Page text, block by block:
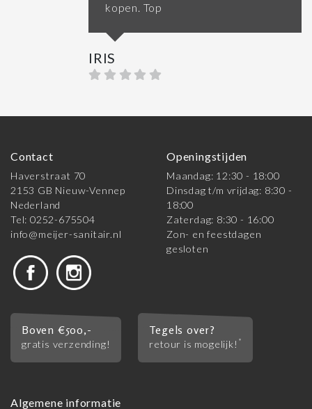
kopen. Top
IRIS
Contact
Haverstraat 70
2153 GB Nieuw-Vennep
Nederland
Tel: 0252-675504
info@meijer-sanitair.nl
Openingstijden
Maandag: 12:30 - 18:00
Dinsdag t/m vrijdag: 8:30 -
18:00
Zaterdag: 8:30 - 16:00
Zon- en feestdagen
gesloten
Boven €500,-
gratis verzending!
Tegels over?
retour is mogelijk! *
Algemene informatie